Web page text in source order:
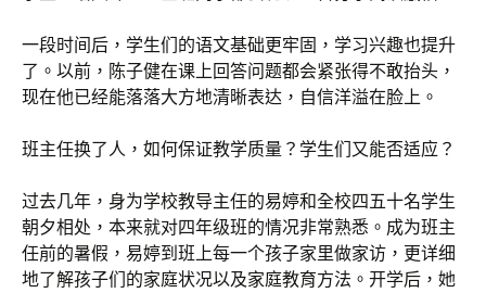
一段时间后，学生们的语文基础更牢固，学习兴趣也提升
了。以前，陈子健在课上回答问题都会紧张得不敢抬头，
现在他已经能落落大方地清晰表达，自信洋溢在脸上。
班主任换了人，如何保证教学质量？学生们又能否适应？
过去几年，身为学校教导主任的易婷和全校四五十名学生
朝夕相处，本来就对四年级班的情况非常熟悉。成为班主
任前的暑假，易婷到班上每一个孩子家里做家访，更详细
地了解孩子们的家庭状况以及家庭教育方法。开学后，她